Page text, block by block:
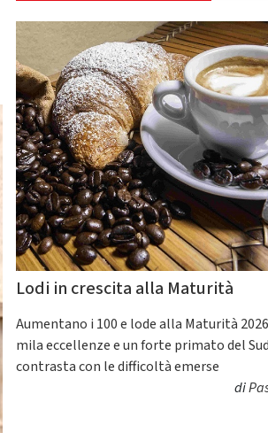
Lodi in crescita alla Maturità
Aumentano i 100 e lode alla Maturità
mila eccellenze e un forte primato del
contrasta con le difficoltà emerse
di